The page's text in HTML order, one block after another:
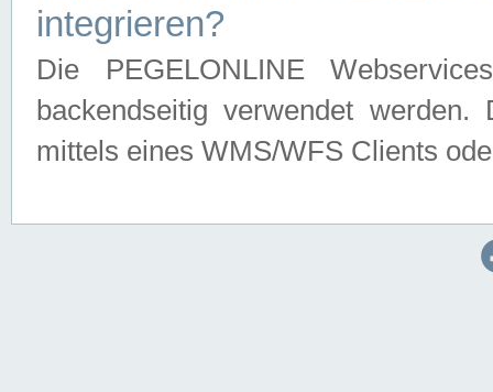
integrieren?
Die PEGELONLINE
backendseitig verwendet
mittels eines WMS/WFS Clients